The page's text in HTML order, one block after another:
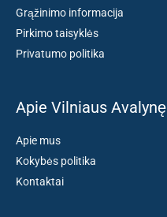
Grąžinimo informacija
Pirkimo taisyklės
Privatumo politika
Apie Vilniaus Avalynę
Apie mus
Kokybės politika
Kontaktai